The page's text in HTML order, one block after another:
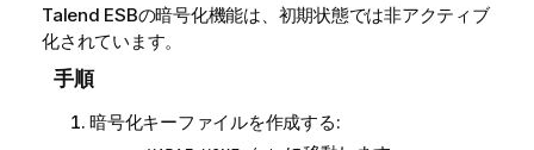
Talend ESBの暗号化機能は、初期状態では非アクティブ
化されています。
手順
暗号化キーファイルを作成する: